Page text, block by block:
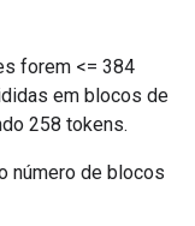
forem <= 384
em blocos de
258 tokens.
número de blocos